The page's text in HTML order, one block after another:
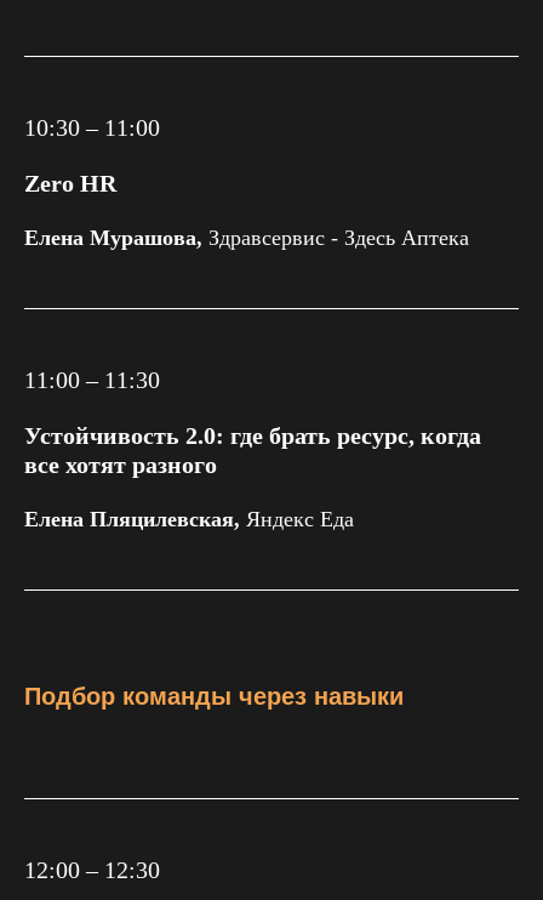
10:30 – 11:00
Zero HR
Елена Мурашова, Здравсервис - Здесь Аптека
11:00 – 11:30
Устойчивость 2.0: где брать ресурс, когда
все хотят разного
Елена Пляцилевская, Яндекс Еда
Подбор команды через навыки
12:00 – 12:30